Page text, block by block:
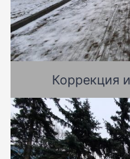
Коррекция